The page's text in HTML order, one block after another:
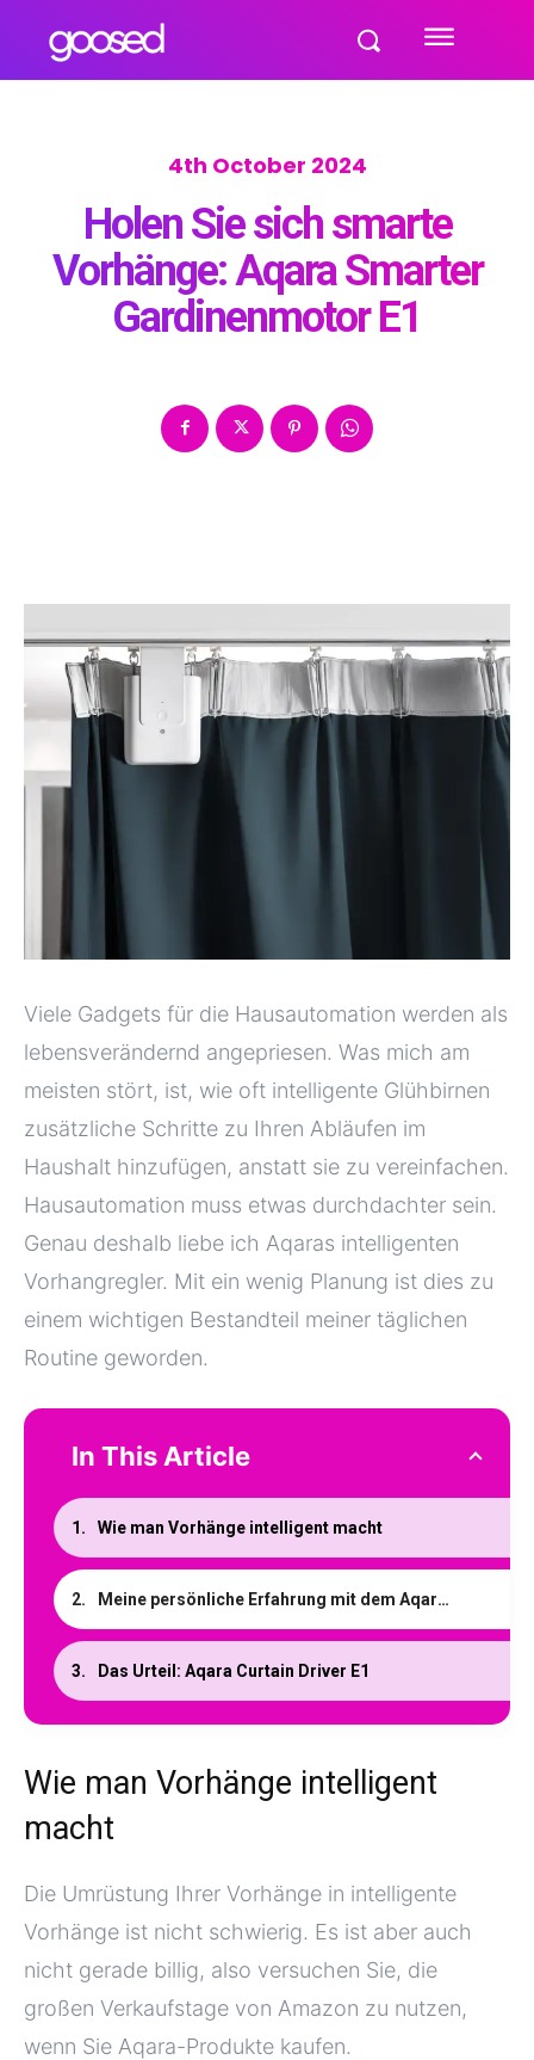
4th October 2024
Holen Sie sich smarte
Vorhänge: Aqara Smarter
Gardinenmotor E1
Viele Gadgets für die Hausautomation werden als
lebensverändernd angepriesen. Was mich am
meisten stört, ist, wie oft intelligente Glühbirnen
zusätzliche Schritte zu Ihren Abläufen im
Haushalt hinzufügen, anstatt sie zu vereinfachen.
Hausautomation muss etwas durchdachter sein.
Genau deshalb liebe ich Aqaras intelligenten
Vorhangregler. Mit ein wenig Planung ist dies zu
einem wichtigen Bestandteil meiner täglichen
Routine geworden.
In This Article
Wie man Vorhänge intelligent macht
Meine persönliche Erfahrung mit dem Aqara Curtain Driver E1
Das Urteil: Aqara Curtain Driver E1
Wie man Vorhänge intelligent
macht
Die Umrüstung Ihrer Vorhänge in intelligente
Vorhänge ist nicht schwierig. Es ist aber auch
nicht gerade billig, also versuchen Sie, die
großen Verkaufstage von Amazon zu nutzen,
wenn Sie Aqara-Produkte kaufen.